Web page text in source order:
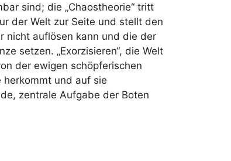
sind; die „Chaostheorie“ tritt
der Welt zur Seite und stellt den
nicht auflösen kann und die der
setzen. „Exorzisieren“, die Welt
der ewigen schöpferischen
und auf sie
zentrale Aufgabe der Boten